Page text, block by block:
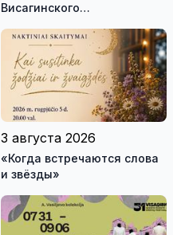
Висагинского
международные
антитеррористические
учения «Baltic Shadow»
3 августа 2026
«Когда встречаются слова
и звёзды»